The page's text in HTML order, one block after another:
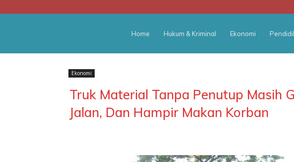
POS
Home Hukum & Kriminal Ekonomi
Ekonomi
Truk Material Tanpa Penutup Masih
Jalan, Dan Hampir Makan Korban